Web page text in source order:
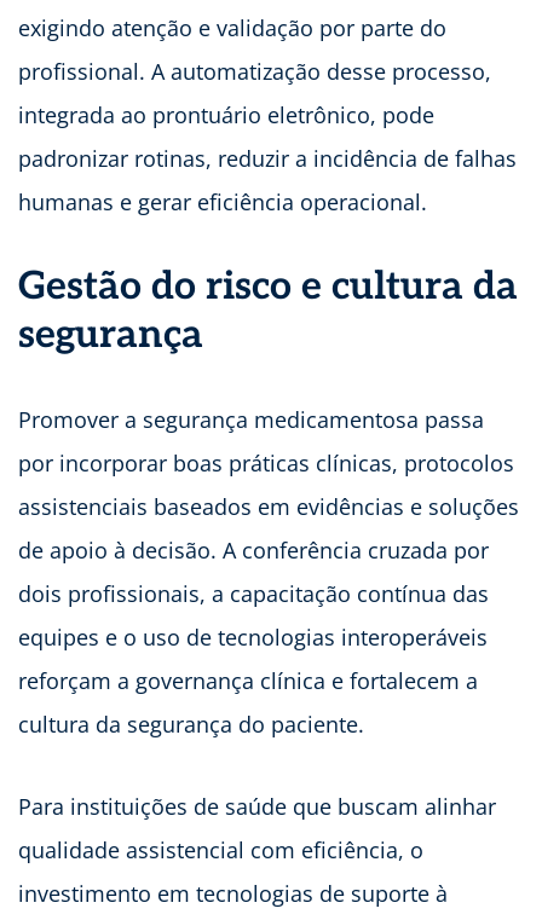
exigindo atenção e validação por parte do
profissional. A automatização desse processo,
integrada ao prontuário eletrônico, pode
padronizar rotinas, reduzir a incidência de falhas
humanas e gerar eficiência operacional.
Gestão do risco e cultura da
segurança
Promover a segurança medicamentosa passa
por incorporar boas práticas clínicas, protocolos
assistenciais baseados em evidências e soluções
de apoio à decisão. A conferência cruzada por
dois profissionais, a capacitação contínua das
equipes e o uso de tecnologias interoperáveis
reforçam a governança clínica e fortalecem a
cultura da segurança do paciente.
Para instituições de saúde que buscam alinhar
qualidade assistencial com eficiência, o
investimento em tecnologias de suporte à